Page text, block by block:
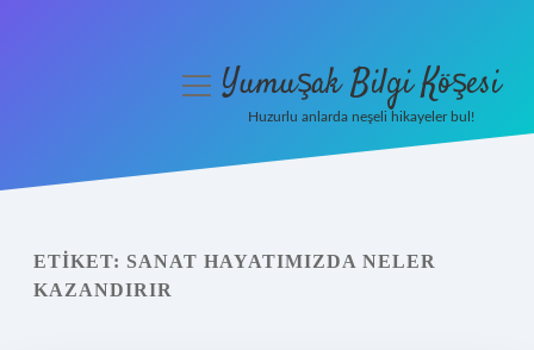
Yasal Uyarı
menüyüYumuşak Bilgi Köşesi
Huzurlu anlarda neşeli hikayeler bul!
ETIKET: SANAT HAYATIMIZDA NELER
KAZANDIRIR